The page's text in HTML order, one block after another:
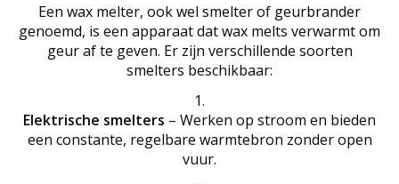
Een wax melter, ook wel smelter of geurbrander
genoemd, is een apparaat dat wax melts verwarmt om
geur af te geven. Er zijn verschillende soorten
smelters beschikbaar:
Elektrische smelters – Werken op stroom en bieden
een constante, regelbare warmtebron zonder open
vuur.